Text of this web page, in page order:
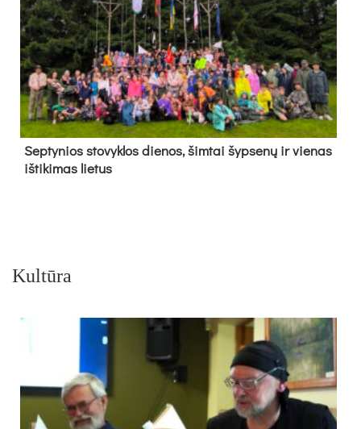
Sep­ty­nios sto­vyk­los die­nos, šim­tai šyp­se­nų ir vie­nas
iš­ti­ki­mas lie­tus
Kultūra